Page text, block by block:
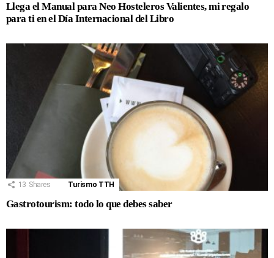
Llega el Manual para Neo Hosteleros Valientes, mi regalo
para ti en el Día Internacional del Libro
13 Shares Turismo TTH
Gastrotourism: todo lo que debes saber